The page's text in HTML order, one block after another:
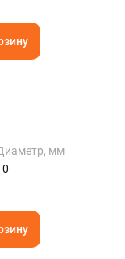
мм